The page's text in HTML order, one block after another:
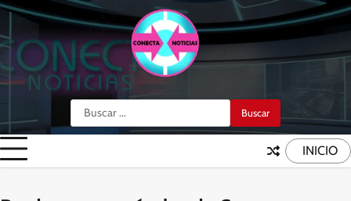
Skip
content
Buscar:
INICIO